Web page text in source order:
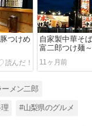
つけめ
自家製中華そ
富二郎つけ麺～
11ヶ月前
ーメン二郎
#山梨県のグルメ